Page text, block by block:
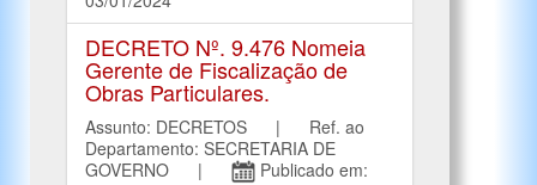
DECRETO Nº. 9.476 Nomeia
Gerente de Fiscalização de
Obras Particulares.
Assunto: DECRETOS | Ref. ao
Departamento: SECRETARIA DE
GOVERNO |
Publicado em: